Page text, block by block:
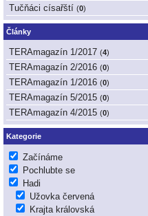
Tučňáci císařští (0)
Články
TERAmagazín 1/2017 (4)
TERAmagazín 2/2016 (0)
TERAmagazín 1/2016 (0)
TERAmagazín 5/2015 (0)
TERAmagazín 4/2015 (0)
Kategorie
Začínáme
Pochlubte se
Hadi
Užovka červená
Krajta královská